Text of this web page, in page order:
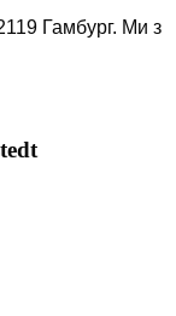
Гамбург. Ми з